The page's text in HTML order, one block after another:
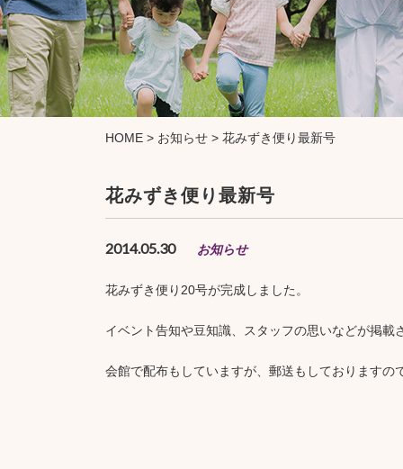
HOME > お知らせ > 花みずき便り最新号
花みずき便り最新号
2014.05.30 お知らせ
花みずき便り20号が完成しました。
イベント告知や豆知識、スタッフの思いなどが掲載
会館で配布もしていますが、郵送もしておりますの